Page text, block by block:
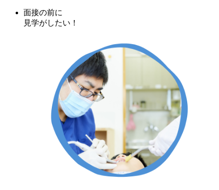
面接の前に
見学がしたい！